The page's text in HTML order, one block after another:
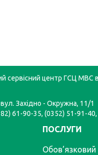
сервісний центр ГСЦ МВС
Західно - Окружна, 11/1
61-90-35, (0352) 51-91-
ПОСЛУГИ
Обов’язковий